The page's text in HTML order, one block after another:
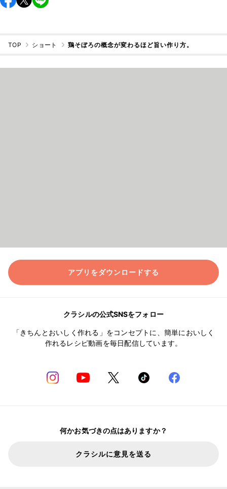
TOP ショート 鶏そぼろの概念が変わるほど旨い作り方。
アプリをダウンロードする
クラシルの公式SNSをフォロー
「きちんとおいしく作れる」をコンセプトに、簡単においしく
作れるレシピ動画を毎日配信しています。
何かお気づきの点はありますか？
クラシルに意見を送る